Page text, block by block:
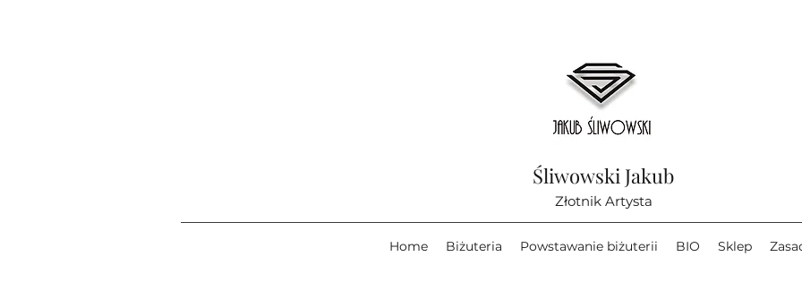
Śliwowski Jakub
Złotnik Artysta
Home Biżuteria Powstawanie biżuterii BIO Sklep